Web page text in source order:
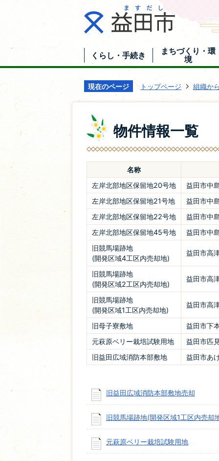
くらし・手続き
まちづくり・環
境
現在のページ トップページ 組織か
物件情報一覧
名称
左岸北部地区保留地20号地
益田市中
左岸北部地区保留地21号地
益田市中
左岸北部地区保留地22号地
益田市中
左岸北部地区保留地45号地
益田市中
旧競馬場跡地
(開発区域4工区内売却地)
益田市高
旧競馬場跡地
(開発区域2工区内売却地)
益田市高
旧競馬場跡地
(開発区域1工区内売却地)
益田市高
旧母子寮敷地
益田市下
元萩原ベリー栽培試験用地
益田市匹
旧益田広域消防本部敷地
益田市あ
旧益田広域消防本部敷地売却
旧競馬場跡地(開発区域1工区内売却
元萩原ベリー栽培試験用地